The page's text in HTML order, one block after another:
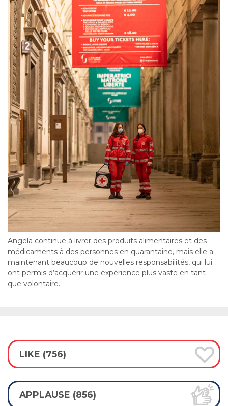
Angela continue à livrer des produits alimentaires et des
médicaments à des personnes en quarantaine, mais elle a
maintenant beaucoup de nouvelles responsabilités, qui lui
ont permis d’acquérir une expérience plus vaste en tant
que volontaire.
LIKE (756)
APPLAUSE (856)